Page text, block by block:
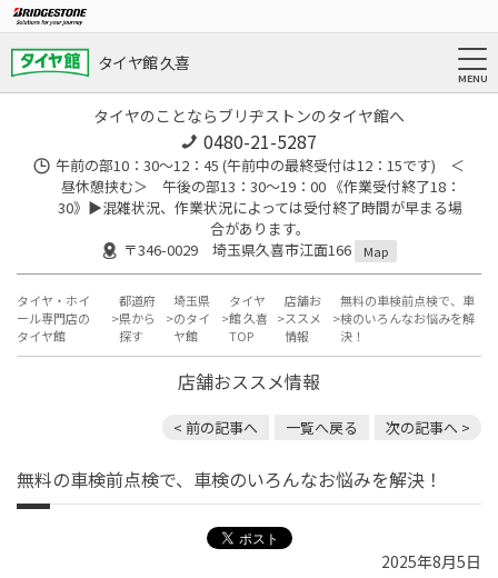
タイヤ館 久喜
タイヤのことならブリヂストンのタイヤ館へ
0480-21-5287
午前の部10：30～12：45 (午前中の最終受付は12：15です) ＜
昼休憩挟む＞ 午後の部13：30～19：00 《作業受付終了18：
30》▶︎混雑状況、作業状況によっては受付終了時間が早まる場
合があります。
〒346-0029 埼玉県久喜市江面166
Map
タイヤ・ホイ
ール専門店の
タイヤ館
都道府
県から
探す
埼玉県
のタイ
ヤ館
タイヤ
館 久喜
TOP
店舗お
ススメ
情報
無料の車検前点検で、車
検のいろんなお悩みを解
決！
店舗おススメ情報
< 前の記事へ 一覧へ戻る 次の記事へ >
無料の車検前点検で、車検のいろんなお悩みを解決！
2025年8月5日